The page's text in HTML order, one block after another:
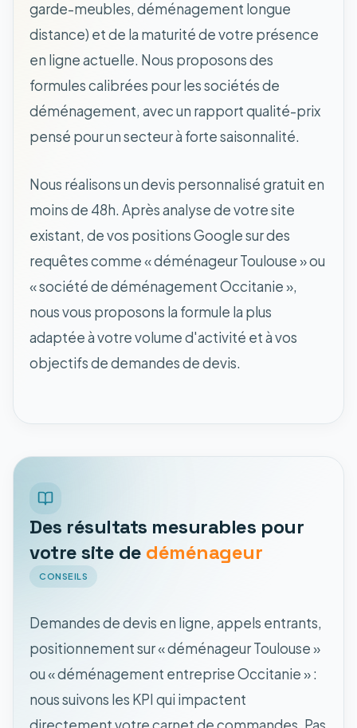
garde-meubles, déménagement longue
distance) et de la maturité de votre présence
en ligne actuelle. Nous proposons des
formules calibrées pour les sociétés de
déménagement, avec un rapport qualité-prix
pensé pour un secteur à forte saisonnalité.
Nous réalisons un devis personnalisé gratuit en
moins de 48h. Après analyse de votre site
existant, de vos positions Google sur des
requêtes comme « déménageur Toulouse » ou
« société de déménagement Occitanie »,
nous vous proposons la formule la plus
adaptée à votre volume d'activité et à vos
objectifs de demandes de devis.
Des résultats mesurables pour
votre site de déménageur
CONSEILS
Demandes de devis en ligne, appels entrants,
positionnement sur « déménageur Toulouse »
ou « déménagement entreprise Occitanie » :
nous suivons les KPI qui impactent